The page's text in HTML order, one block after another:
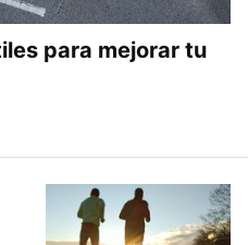
para mejorar tu